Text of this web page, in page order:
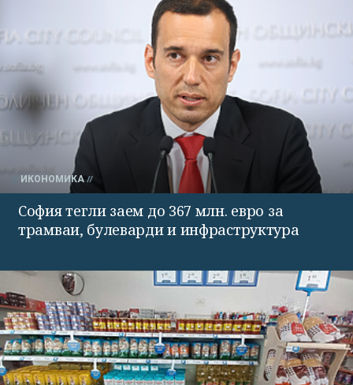
ИКОНОМИКА
София тегли заем до 367 млн. евро за
трамваи, булеварди и инфраструктура